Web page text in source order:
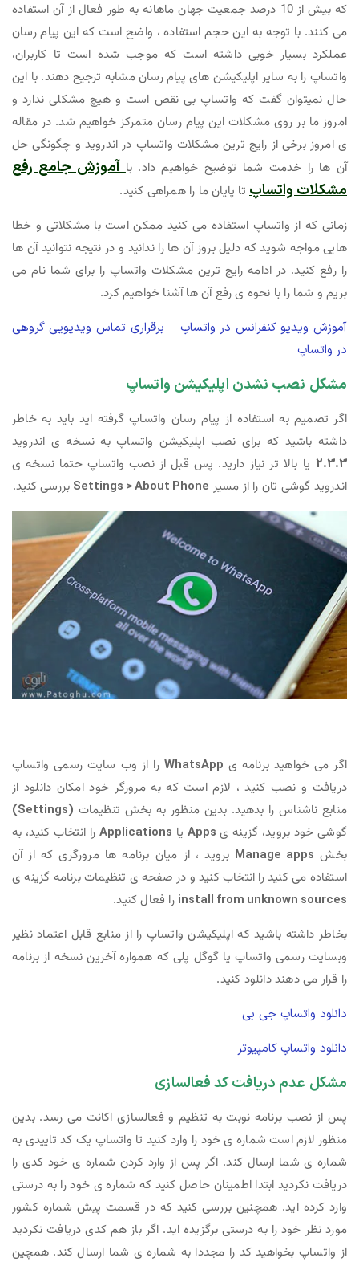
که بیش از 10 درصد جمعیت جهان ماهانه به طور فعال از آن استفاده
می کنند. با توجه به این حجم استفاده ، واضح است که این پیام رسان
عملکرد بسیار خوبی داشته است که موجب شده است تا کاربران،
واتساپ را به سایر اپلیکیشن های پیام رسان مشابه ترجیح دهند. با این
حال نمیتوان گفت که واتساپ بی نقص است و هیچ مشکلی ندارد و
امروز ما بر روی مشکلات این پیام رسان متمرکز خواهیم شد. در مقاله
ی امروز برخی از رایج ترین مشکلات واتساپ در اندروید و چگونگی حل
آن ها را خدمت شما توضیح خواهیم داد. باآموزش جامع رفع
مشکلات واتساپ تا پایان ما را همراهی کنید.
زمانی که از واتساپ استفاده می کنید ممکن است با مشکلاتی و خطا
هایی مواجه شوید که دلیل بروز آن ها را ندانید و در نتیجه نتوانید آن ها
را رفع کنید. در ادامه رایج ترین مشکلات واتساپ را برای شما نام می
بریم و شما را با نحوه ی رفع آن ها آشنا خواهیم کرد.
آموزش ویدیو کنفرانس در واتساپ – برقراری تماس ویدیویی گروهی
در واتساپ
مشکل نصب نشدن اپلیکیشن واتساپ
اگر تصمیم به استفاده از پیام رسان واتساپ گرفته اید باید به خاطر
داشته باشید که برای نصب اپلیکیشن واتساپ به نسخه ی اندروید
2.3.3 یا بالا تر نیاز دارید. پس قبل از نصب واتساپ حتما نسخه ی
اندروید گوشی تان را از مسیر Settings > About Phone بررسی کنید.
اگر می خواهید برنامه ی WhatsApp را از وب سایت رسمی واتساپ
دریافت و نصب کنید ، لازم است که به مرورگر خود امکان دانلود از
منابع ناشناس را بدهید. بدین منظور به بخش تنظیمات (Settings)
گوشی خود بروید، گزینه ی Apps یا Applications را انتخاب کنید، به
بخش Manage apps بروید ، از میان برنامه ها مرورگری که از آن
استفاده می کنید را انتخاب کنید و در صفحه ی تنظیمات برنامه گزینه ی
install from unknown sources را فعال کنید.
بخاطر داشته باشید که اپلیکیشن واتساپ را از منابع قابل اعتماد نظیر
وبسایت رسمی واتساپ یا گوگل پلی که همواره آخرین نسخه از برنامه
را قرار می دهند دانلود کنید.
دانلود واتساپ جی بی
دانلود واتساپ کامپیوتر
مشکل عدم دریافت کد فعالسازی
پس از نصب برنامه نوبت به تنظیم و فعالسازی اکانت می رسد. بدین
منظور لازم است شماره ی خود را وارد کنید تا واتساپ یک کد تاییدی به
شماره ی شما ارسال کند. اگر پس از وارد کردن شماره ی خود کدی را
دریافت نکردید ابتدا اطمینان حاصل کنید که شماره ی خود را به درستی
وارد کرده اید. همچنین بررسی کنید که در قسمت پیش شماره کشور
مورد نظر خود را به درستی برگزیده اید. اگر باز هم کدی دریافت نکردید
از واتساپ بخواهید کد را مجددا به شماره ی شما ارسال کند. همچین